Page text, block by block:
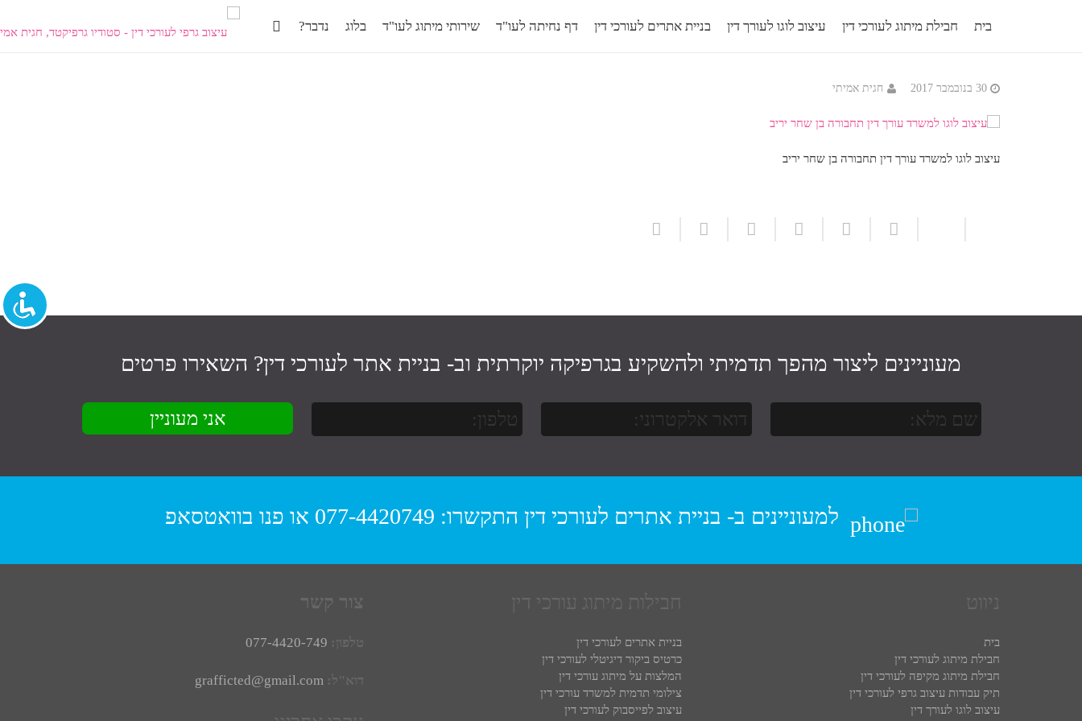
בית חבילת מיתוג לעורכי דין עיצוב לוגו לעורך דין בניית אתרים לעורכי דין דף נחיתה לעו"ד שירותי מיתוג לעו"ד בלוג נדבר?
30 בנובמבר 2017 חגית אמיתי
עיצוב לוגו למשרד עורך דין תחבורה בן שחר יריב
מעוניינים ליצור מהפך תדמיתי ולהשקיע בגרפיקה יוקרתית וב- בניית אתר לעורכי דין? השאירו פרטים
למעוניינים ב- בניית אתרים לעורכי דין התקשרו: 077-4420749 או פנו בוואטסאפ
ניווט
בית
חבילת מיתוג לעורכי דין
חבילת מיתוג מקיפה לעורכי דין
תיק עבודות עיצוב גרפי לעורכי דין
עיצוב לוגו לעורך דין
חבילות מיתוג עורכי דין
בניית אתרים לעורכי דין
כרטיס ביקור דיגיטלי לעורכי דין
המלצות על מיתוג עורכי דין
צילומי תדמית למשרד עורכי דין
עיצוב לפייסבוק לעורכי דין
צור קשר
טלפון: 077-4420-749
דוא"ל: grafficted@gmail.com